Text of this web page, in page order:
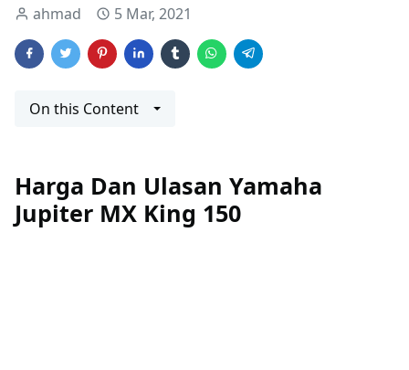
ahmad 5 Mar, 2021
On this Content
Harga Dan Ulasan Yamaha
Jupiter MX King 150